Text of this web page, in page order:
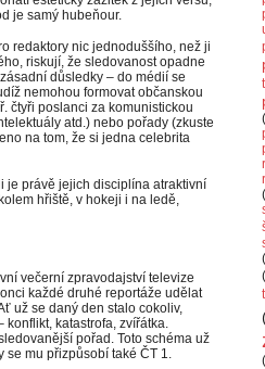
je samý hubeňour.
redaktory nic jednoduššího, než ji
riskují, že sledovanost opadne
důsledky – do médií se
nemohou formovat občanskou
čtyři poslanci za komunistickou
atd.) nebo pořady (zkuste
na tom, že si jedna celebrita
je právě jejich disciplína atraktivní
hřiště, v hokeji i na ledě,
večerní zpravodajství televize
každé druhé reportáže udělat
už se daný den stalo cokoliv,
katastrofa, zvířátka.
pořad. Toto schéma už
se mu přizpůsobí také ČT 1.